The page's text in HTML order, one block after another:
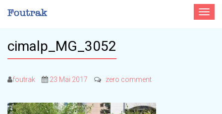
Toggle
cimalp_MG_3052
foutrak 23 Mai 2017 zero comment